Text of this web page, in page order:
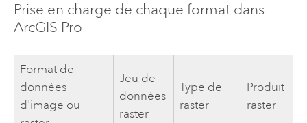
Prise en charge de chaque format dans
ArcGIS Pro
Format de
données
d'image ou
Jeu de
données
raster
Type de
raster
Produit
raster